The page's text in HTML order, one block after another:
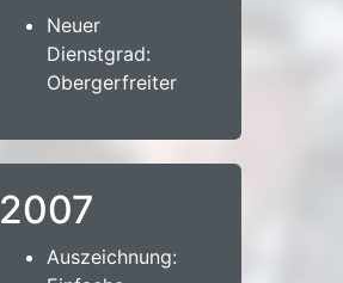
Neuer
Dienstgrad:
Obergerfreiter
2007
Auszeichnung: